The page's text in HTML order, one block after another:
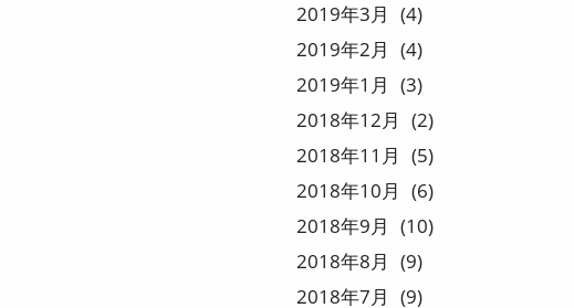
2019
3
4
2019
2
4
2019
1
3
2018
12
2
2018
11
5
2018
10
6
2018
9
10
2018
8
9
2018
7 9